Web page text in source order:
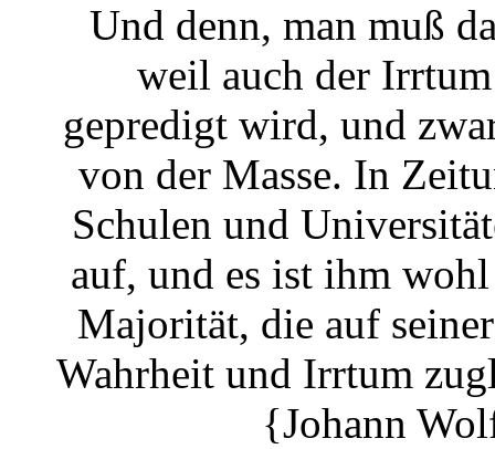
Und denn, man muß
weil auch der
gepredigt wird, und
von der Masse. In
Schulen und
auf, und es ist ihm
Majorität, die auf
Wahrheit und Irrtum
{Johann